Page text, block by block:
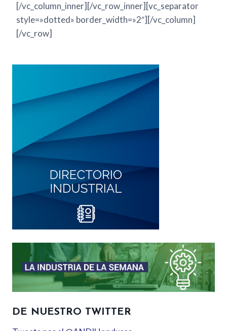
[/vc_column_inner][/vc_row_inner][vc_separator
style=»dotted» border_width=»2″][/vc_column]
[/vc_row]
DE NUESTRO TWITTER